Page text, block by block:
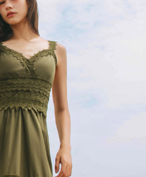
運費
運費
運費
運費